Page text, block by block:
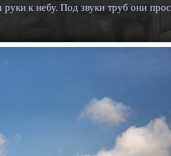
к небу. Под звуки труб они